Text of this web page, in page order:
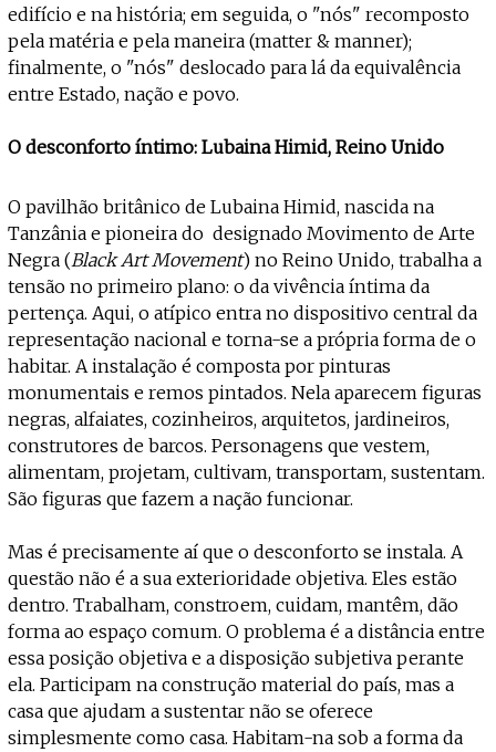
edifício e na história; em seguida, o "nós" recomposto
pela matéria e pela maneira (matter & manner);
finalmente, o "nós" deslocado para lá da equivalência
entre Estado, nação e povo.
O desconforto íntimo: Lubaina Himid, Reino Unido
O pavilhão britânico de Lubaina Himid, nascida na
Tanzânia e pioneira do designado Movimento de Arte
Negra (Black Art Movement) no Reino Unido, trabalha a
tensão no primeiro plano: o da vivência íntima da
pertença. Aqui, o atípico entra no dispositivo central da
representação nacional e torna-se a própria forma de o
habitar. A instalação é composta por pinturas
monumentais e remos pintados. Nela aparecem figuras
negras, alfaiates, cozinheiros, arquitetos, jardineiros,
construtores de barcos. Personagens que vestem,
alimentam, projetam, cultivam, transportam, sustentam.
São figuras que fazem a nação funcionar.
Mas é precisamente aí que o desconforto se instala. A
questão não é a sua exterioridade objetiva. Eles estão
dentro. Trabalham, constroem, cuidam, mantêm, dão
forma ao espaço comum. O problema é a distância entre
essa posição objetiva e a disposição subjetiva perante
ela. Participam na construção material do país, mas a
casa que ajudam a sustentar não se oferece
simplesmente como casa. Habitam-na sob a forma da